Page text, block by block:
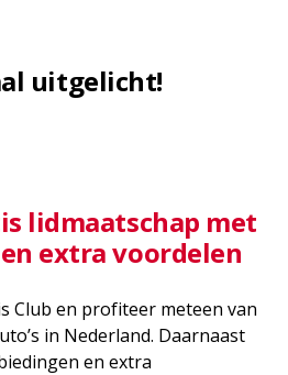
uitgelicht!
lidmaatschap met
extra voordelen
Club en profiteer meteen van
in Nederland. Daarnaast
en extra